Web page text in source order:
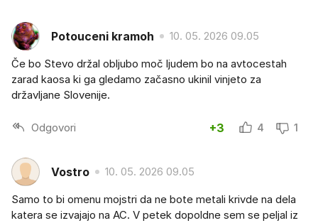
Potouceni kramoh 10. 05. 2026 09.05
Če bo Stevo držal obljubo moč ljudem bo na avtocestah
zarad kaosa ki ga gledamo začasno ukinil vinjeto za
državljane Slovenije.
Odgovori +3 4 1
Vostro 10. 05. 2026 09.05
Samo to bi omenu mojstri da ne bote metali krivde na dela
katera se izvajajo na AC. V petek dopoldne sem se peljal iz